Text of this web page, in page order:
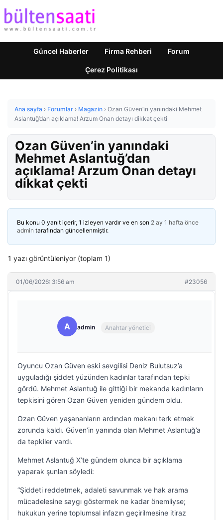
Güncel Haberler Firma Rehberi Forum
Çerez Politikası
Ana sayfa › Forumlar › Magazin › Ozan Güven’in yanındaki Mehmet
Aslantuğ’dan açıklama! Arzum Onan detayı dikkat çekti
Ozan Güven’in yanındaki
Mehmet Aslantuğ’dan
açıklama! Arzum Onan detayı
dikkat çekti
Bu konu 0 yanıt içerir, 1 izleyen vardır ve en son 2 ay 1 hafta önce
admin tarafından güncellenmiştir.
1 yazı görüntüleniyor (toplam 1)
01/06/2026: 3:56 am #23056
A admin Anahtar yönetici
Oyuncu Ozan Güven eski sevgilisi Deniz Bulutsuz’a
uyguladığı şiddet yüzünden kadınlar tarafından tepki
gördü. Mehmet Aslantuğ ile gittiği bir mekanda kadınların
tepkisini gören Ozan Güven yeniden gündem oldu.
Ozan Güven yaşananların ardından mekanı terk etmek
zorunda kaldı. Güven’in yanında olan Mehmet Aslantuğ’a
da tepkiler vardı.
Mehmet Aslantuğ X’te gündem olunca bir açıklama
yaparak şunları söyledi:
“Şiddeti reddetmek, adaleti savunmak ve hak arama
mücadelesine saygı göstermek ne kadar önemliyse;
hukukun yerine toplumsal infazın geçirilmesine itiraz